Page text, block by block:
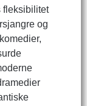
fleksibilitet
og